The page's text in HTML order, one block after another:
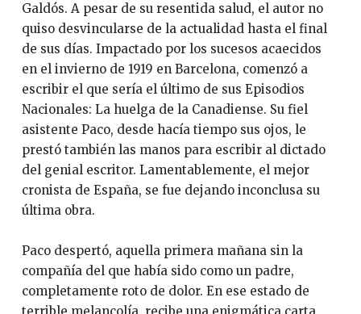
Galdós. A pesar de su resentida salud, el autor no
quiso desvincularse de la actualidad hasta el final
de sus días. Impactado por los sucesos acaecidos
en el invierno de 1919 en Barcelona, comenzó a
escribir el que sería el último de sus Episodios
Nacionales: La huelga de la Canadiense. Su fiel
asistente Paco, desde hacía tiempo sus ojos, le
prestó también las manos para escribir al dictado
del genial escritor. Lamentablemente, el mejor
cronista de España, se fue dejando inconclusa su
última obra.
Paco despertó, aquella primera mañana sin la
compañía del que había sido como un padre,
completamente roto de dolor. En ese estado de